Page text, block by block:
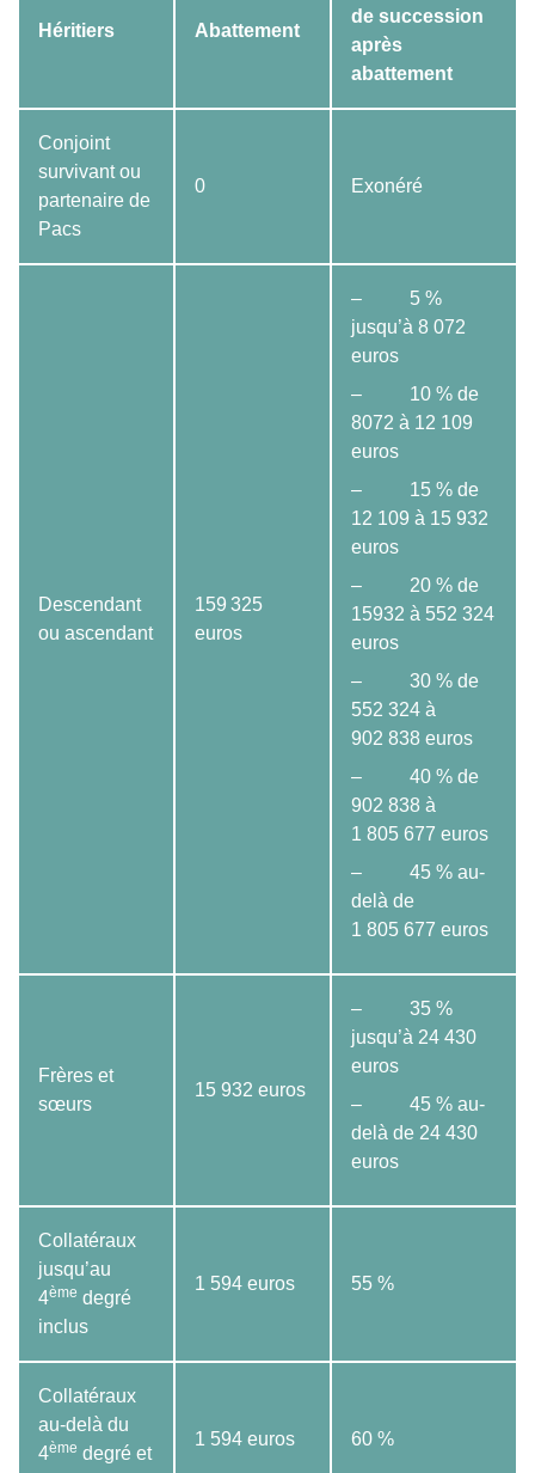
Héritiers Abattement
de succession
après
abattement
Conjoint
survivant ou
partenaire de
Pacs
0 Exonéré
Descendant
ou ascendant
159 325
euros
– 5 %
jusqu’à 8 072
euros
– 10 % de
8072 à 12 109
euros
– 15 % de
12 109 à 15 932
euros
– 20 % de
15932 à 552 324
euros
– 30 % de
552 324 à
902 838 euros
– 40 % de
902 838 à
1 805 677 euros
– 45 % au-
delà de
1 805 677 euros
Frères et
sœurs
15 932 euros
– 35 %
jusqu’à 24 430
euros
– 45 % au-
delà de 24 430
euros
Collatéraux
jusqu’au
4ème degré
inclus
1 594 euros 55 %
Collatéraux
au-delà du
4ème degré et
1 594 euros 60 %